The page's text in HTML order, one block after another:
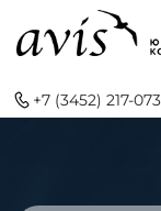
+7 (3452) 217-073